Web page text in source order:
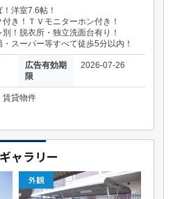
洋室7.6帖！
き！ＴＶモニターホン付き！
！脱衣所・独立洗面台有り！
スーパー等すべて徒歩5分以内！
広告有効期
限
2026-07-26
賃貸物件
ャラリー
外観